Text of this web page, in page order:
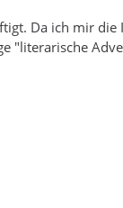
Da ich mir die
"literarische